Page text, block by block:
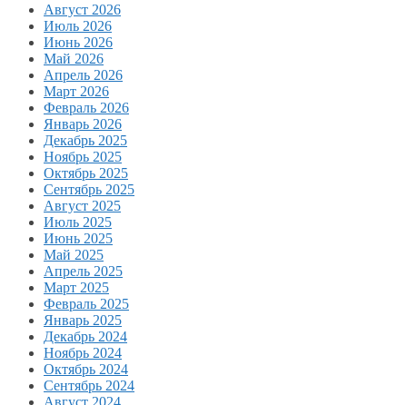
Август 2026
Июль 2026
Июнь 2026
Май 2026
Апрель 2026
Март 2026
Февраль 2026
Январь 2026
Декабрь 2025
Ноябрь 2025
Октябрь 2025
Сентябрь 2025
Август 2025
Июль 2025
Июнь 2025
Май 2025
Апрель 2025
Март 2025
Февраль 2025
Январь 2025
Декабрь 2024
Ноябрь 2024
Октябрь 2024
Сентябрь 2024
Август 2024